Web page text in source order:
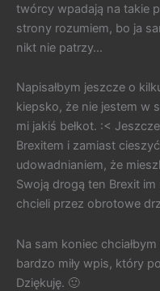
twórcy wpadają na takie
strony rozumiem, bo ja
nikt nie patrzy…
Napisałbym jeszcze o
kiepsko, że nie jestem w
mi jakiś bełkot. :<
Brexitem i zamiast
udowadnianiem, że
Swoją drogą ten Brexit
chcieli przez obrotowe
Na sam koniec
bardzo miły wpis, który
Dziękuję. 🙂